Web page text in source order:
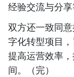
经验交流与分享
双方还一致同
字化转型项目
提高运营效率
间。（完）